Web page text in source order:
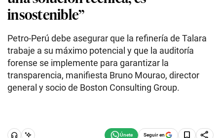
insostenible”
Petro-Perú debe asegurar que la refinería de Talara
trabaje a su máximo potencial y que la auditoría
forense se implemente para garantizar la
transparencia, manifiesta Bruno Mourao, director
general y socio de Boston Consulting Group.
Seguir en